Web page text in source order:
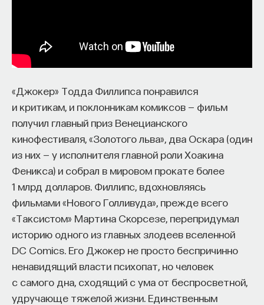
«Джокер» Тодда Филлипса понравился
и критикам, и поклонникам комиксов — фильм
получил главный приз Венецианского
кинофестиваля, «Золотого льва», два Оскара (один
из них — у исполнителя главной роли Хоакина
Феникса) и собрал в мировом прокате более
1 млрд долларов. Филлипс, вдохновляясь
фильмами «Нового Голливуда», прежде всего
«Таксистом» Мартина Скорсезе, перепридумал
историю одного из главных злодеев вселенной
DC Comics. Его Джокер не просто беспричинно
ненавидящий власти психопат, но человек
с самого дна, сходящий с ума от беспросветной,
удручающе тяжелой жизни. Единственным